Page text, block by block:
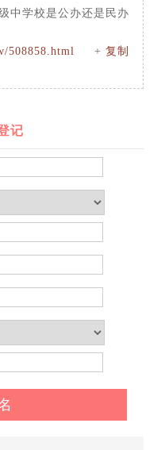
中学校是公办还是民办
508858.html
+复制
记